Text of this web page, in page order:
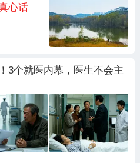
心话
！3个就医内幕，医生不会主